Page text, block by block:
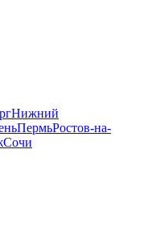
Нижний
ПермьРостов-на-
Сочи